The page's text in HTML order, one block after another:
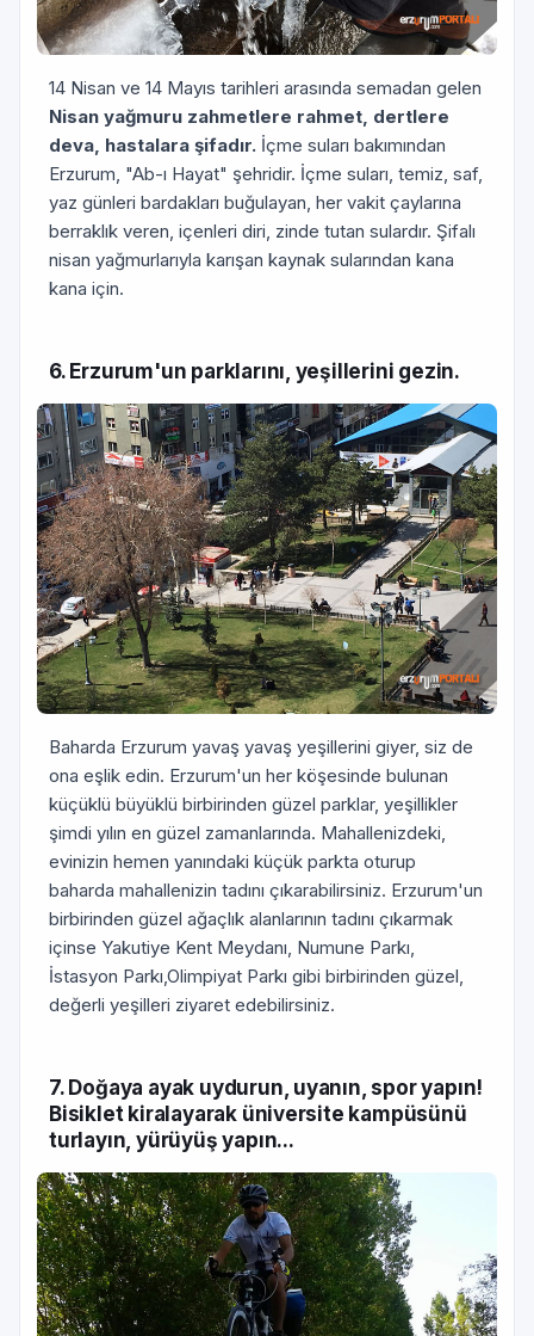
14 Nisan ve 14 Mayıs tarihleri arasında semadan gelen
Nisan yağmuru zahmetlere rahmet, dertlere
deva, hastalara şifadır. İçme suları bakımından
Erzurum, "Ab-ı Hayat" şehridir. İçme suları, temiz, saf,
yaz günleri bardakları buğulayan, her vakit çaylarına
berraklık veren, içenleri diri, zinde tutan sulardır. Şifalı
nisan yağmurlarıyla karışan kaynak sularından kana
kana için.
6. Erzurum'un parklarını, yeşillerini gezin.
Baharda Erzurum yavaş yavaş yeşillerini giyer, siz de
ona eşlik edin. Erzurum'un her köşesinde bulunan
küçüklü büyüklü birbirinden güzel parklar, yeşillikler
şimdi yılın en güzel zamanlarında. Mahallenizdeki,
evinizin hemen yanındaki küçük parkta oturup
baharda mahallenizin tadını çıkarabilirsiniz. Erzurum'un
birbirinden güzel ağaçlık alanlarının tadını çıkarmak
içinse Yakutiye Kent Meydanı, Numune Parkı,
İstasyon Parkı,Olimpiyat Parkı gibi birbirinden güzel,
değerli yeşilleri ziyaret edebilirsiniz.
7. Doğaya ayak uydurun, uyanın, spor yapın!
Bisiklet kiralayarak üniversite kampüsünü
turlayın, yürüyüş yapın...